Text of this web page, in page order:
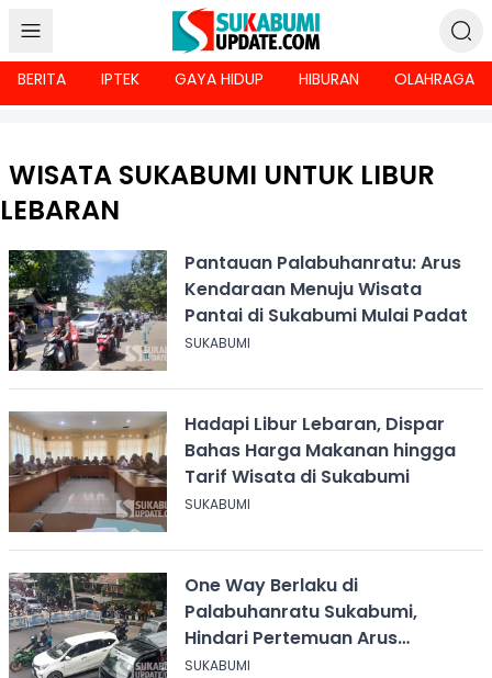
BERITA IPTEK GAYA HIDUP HIBURAN OLAHRAGA
WISATA SUKABUMI UNTUK LIBUR
LEBARAN
Pantauan Palabuhanratu: Arus
Kendaraan Menuju Wisata
Pantai di Sukabumi Mulai Padat
SUKABUMI
Hadapi Libur Lebaran, Dispar
Bahas Harga Makanan hingga
Tarif Wisata di Sukabumi
SUKABUMI
One Way Berlaku di
Palabuhanratu Sukabumi,
Hindari Pertemuan Arus
Kendaraan
SUKABUMI